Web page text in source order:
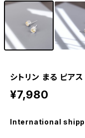
シトリン まる ピア
¥7,980
International